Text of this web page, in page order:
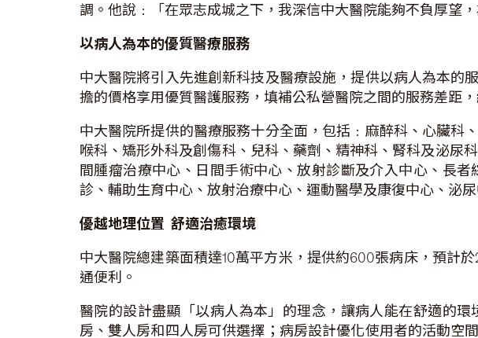
調。他說﹕「在眾志成城之下，我深信中大醫院能夠不負厚望
以病人為本的優質醫療服務
中大醫院將引入先進創新科技及醫療設施，提供以病人為本的
擔的價格享用優質醫護服務，填補公私營醫院之間的服務差距
中大醫院所提供的醫療服務十分全面，包括﹕麻醉科、心臟科
喉科、矯形外科及創傷科、兒科、藥劑、精神科、腎科及泌尿
間腫瘤治療中心、日間手術中心、放射診斷及介入中心、長
診、輔助生育中心、放射治療中心、運動醫學及康復中心、泌
優越地理位置 舒適治癒環境
中大醫院總建築面積達10萬平方米，提供約600張病床，預計
通便利。
醫院的設計盡顯「以病人為本」的理念，讓病人能在舒適的
房、雙人房和四人房可供選擇；病房設計優化使用者的活動空